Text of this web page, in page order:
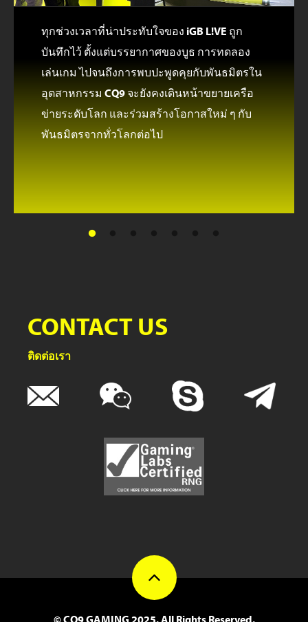
ทุกช่วงเวลาที่น่าประทับใจของ iGB L!VE ถูก
บันทึกไว้ ตั้งแต่บรรยากาศของบูธ การทดลอง
เล่นเกม ไปจนถึงการพบปะพูดคุยกับพันธมิตรใน
อุตสาหกรรม CQ9 จะยังคงเดินหน้าขยายเครือ
ข่ายระดับโลก และร่วมสร้างโอกาสใหม่ ๆ กับ
พันธมิตรจากทั่วโลกต่อไป
CONTACT US
ติดต่อเรา
© CQ9 GAMING 2025. All Rights Reserved.